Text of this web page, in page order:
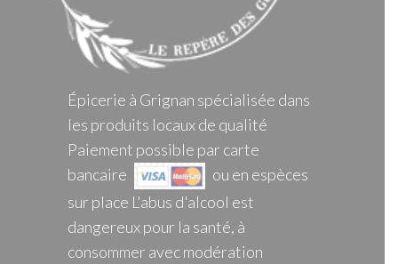
Épicerie à Grignan spécialisée dans
les produits locaux de qualité
Paiement possible par carte
bancaire
ou en espèces
sur place L'abus d'alcool est
dangereux pour la santé, à
consommer avec modération